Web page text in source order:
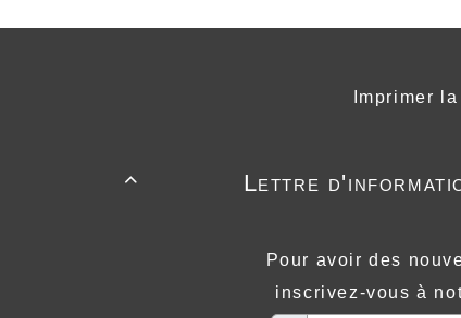
Imprimer
 Lettre
Pour avoir des
inscrivez-vous à